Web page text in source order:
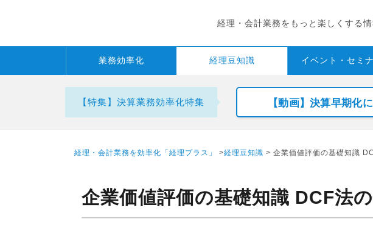
経理・会計業務をもっと楽しくする
業務効率化 経理豆知識 イベント・ セミ
【特集】決算業務効率化特集 【動画】決算早期化
経理・会計業務を効率化「経理プラス」 >経理豆知識 > 企業価値評価の基礎知識
企業価値評価の基礎知識 DCF法